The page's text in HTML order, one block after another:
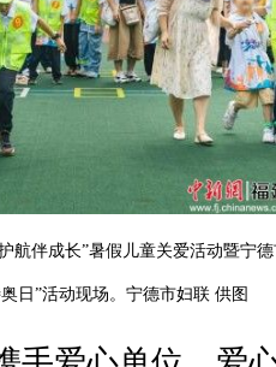
航伴成长”暑假儿童关爱活动暨宁
日”活动现场。宁德市妇联 供图